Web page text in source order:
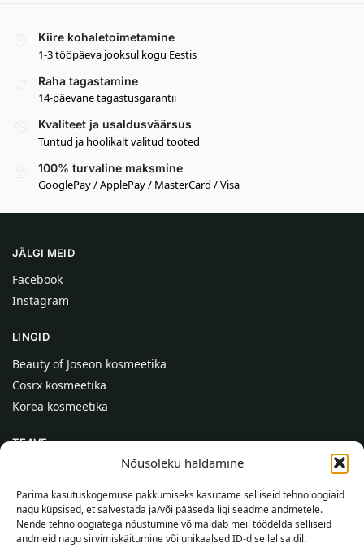
Nõusoleku haldamine
Parima kasutuskogemuse pakkumiseks kasutame selliseid tehnoloogiaid
nagu küpsised, et salvestada ja/või pääseda ligi seadme andmetele.
Nende tehnoloogiatega nõustumine võimaldab meil töödelda selliseid
andmeid nagu sirvimiskäitumine või unikaalsed ID-d sellel saidil.
Kiire kohaletoimetamine
1-3 tööpäeva jooksul kogu Eestis
Raha tagastamine
14-päevane tagastusgarantii
Kvaliteet ja usaldusväärsus
Tuntud ja hoolikalt valitud tooted
100% turvaline maksmine
GooglePay / ApplePay / MasterCard / Visa
JÄLGI MEID
Facebook
Instagram
LINGID
Beauty of Joseon kosmeetika
Cosrx kosmeetika
Korea kosmeetika
TEAVE
Kontaktid
Abi